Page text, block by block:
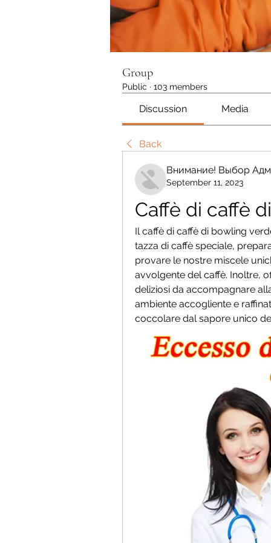
Group
Public · 103 members
Discussion Media
Back
Внимание! Выбор
September 11, 2023
Caffè di caffè
Il caffè di caffè di bowling
tazza di caffè speciale,
provare le nostre miscele
avvolgente del caffè. Inoltre,
deliziosi da accompagnare
ambiente accogliente e
coccolare dal sapore unico